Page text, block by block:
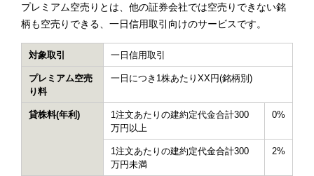
プレミアム空売りとは、他の証券会社では空売りできない銘
柄も空売りできる、一日信用取引向けのサービスです。
対象取引 一日信用取引
プレミアム空売
り料
一日につき1株あたりXX円(銘柄別)
貸株料(年利)
1注文あたりの建約定代金合計300
万円以上
0%
1注文あたりの建約定代金合計300
万円未満
2%